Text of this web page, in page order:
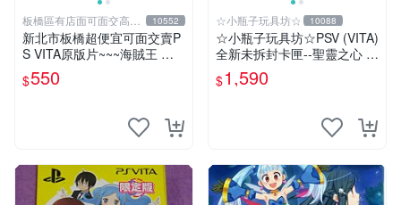
板橋區有店面可面交高價
回收電玩
10552
新北市板橋超便宜可面交賣P
S VITA原版片~~~海賊王 航
海王 烈血 中文版~~~另有主
機昇級及修理的服務喔
$550
☆小瓶子玩具坊☆ 10088
☆小瓶子玩具坊☆PSV (VITA)
全新未拆封卡匣--聖靈之心 3
LOVE MAX
$1,590